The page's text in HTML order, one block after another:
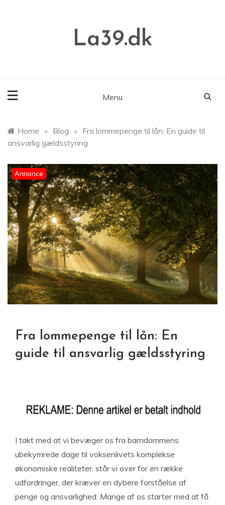
La39.dk
Menu
Home » Blog » Fra lommepenge til lån: En guide til
ansvarlig gældsstyring
Annonce
Fra lommepenge til lån: En
guide til ansvarlig gældsstyring
I takt med at vi bevæger os fra barndommens
ubekymrede dage til voksenlivets komplekse
økonomiske realiteter, står vi over for en række
udfordringer, der kræver en dybere forståelse af
penge og ansvarlighed. Mange af os starter med at få